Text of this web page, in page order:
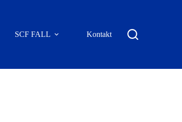
SCF FALL Kontakt